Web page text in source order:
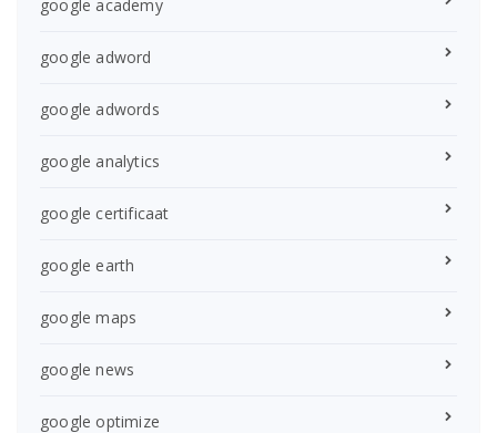
google academy
google adword
google adwords
google analytics
google certificaat
google earth
google maps
google news
google optimize